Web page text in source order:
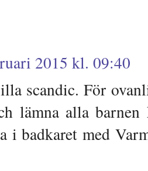
2015 kl. 09:40
scandic. För
lämna alla
i badkaret med